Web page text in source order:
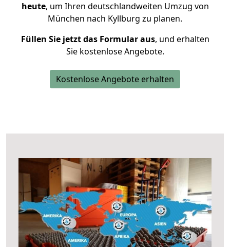
heute, um Ihren deutschlandweiten Umzug von
München nach Kyllburg zu planen.
Füllen Sie jetzt das Formular aus, und erhalten
Sie kostenlose Angebote.
Kostenlose Angebote erhalten